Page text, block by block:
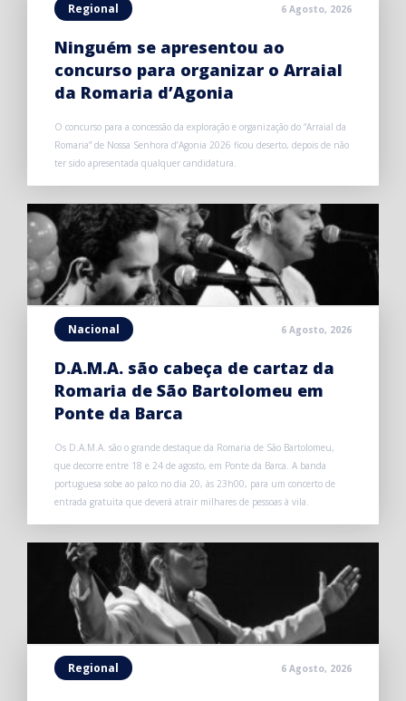
Regional 6 Agosto, 2026
Ninguém se apresentou ao
concurso para organizar o Arraial
da Romaria d’Agonia
O concurso para a concessão da exploração e organização do “Arraial da
Romaria” de Nossa Senhora d’Agonia 2026 ficou deserto, depois de não
ter sido apresentada qualquer candidatura.
Nacional 6 Agosto, 2026
D.A.M.A. são cabeça de cartaz da
Romaria de São Bartolomeu em
Ponte da Barca
Os D.A.M.A. são o grande destaque da Romaria de São Bartolomeu,
que decorre entre 18 e 24 de agosto, em Ponte da Barca. A banda
portuguesa sobe ao palco no dia 20, às 23h00, para um concerto de
entrada gratuita que deverá atrair milhares de pessoas à vila.
Regional 6 Agosto, 2026